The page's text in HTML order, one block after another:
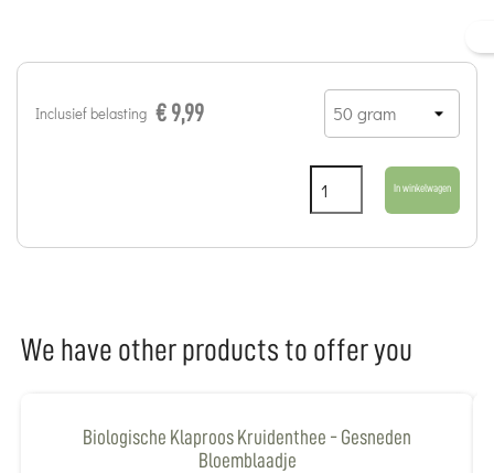
Inclusief belasting € 9,99
In winkelwagen
We have other products to offer you
Biologische Klaproos Kruidenthee - Gesneden
Bloemblaadje